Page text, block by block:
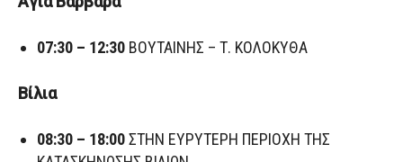
07:30 – 12:30 ΒΟΥΤΑΙΝΗΣ – Τ. ΚΟΛΟΚΥΘΑ
Βίλια
08:30 – 18:00ΣΤΗΝ ΕΥΡΥΤΕΡΗ ΠΕΡΙΟΧΗ ΤΗΣ